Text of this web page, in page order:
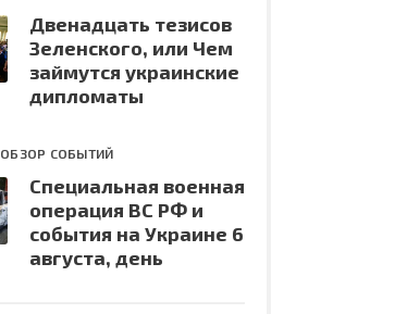
Двенадцать тезисов
Зеленского, или Чем
займутся украинские
дипломаты
ОБЗОР СОБЫТИЙ
Специальная военная
операция ВС РФ и
события на Украине 6
августа, день